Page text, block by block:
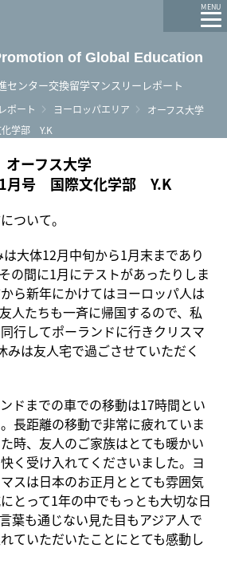
MENU
of Global Education
センター交換留学マンスリーレポート
ポート ヨーロッパエリア
オーフス大学
学部 Y.K
オーフス大学
月号 国際文化学部 Y.K
ついて。
大体12月中旬から1月末まであり
の間に1月にテストがあったりしま
ら新年にかけてはヨーロッパ人は
人たちも一斉に帰国するので、私
行してポーランドに行きクリスマ
みは友人宅で過ごさせていただく
ドまでの車での移動は17時間とい
長距離の移動で非常に疲れていま
時、友人のご家族はとても暖かい
く受け入れてくださいました。ヨ
スは日本のお正月ととても雰囲気
とって1年の中でもっとも大切な日
葉も通じない見た目もアジア人で
ていただいたことにとても感動し